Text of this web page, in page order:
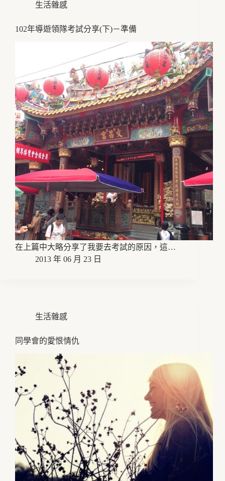
生活雜感
102年導遊領隊考試分享(下)－準備
在上篇中大略分享了我要去考試的原因，這…
2013 年 06 月 23 日
生活雜感
同學會的愛恨情仇